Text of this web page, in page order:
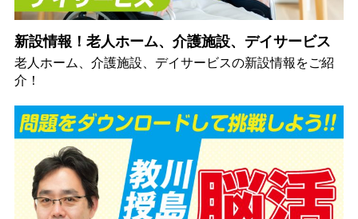
新設情報！老人ホーム、介護施設、デイサービス
老人ホーム、介護施設、デイサービスの新設情報をご紹
介！